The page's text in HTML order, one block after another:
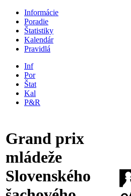
Informácie
Poradie
Štatistiky
Kalendár
Pravidlá
Inf
Por
Štat
Kal
P&R
Grand prix
mládeže
Slovenského